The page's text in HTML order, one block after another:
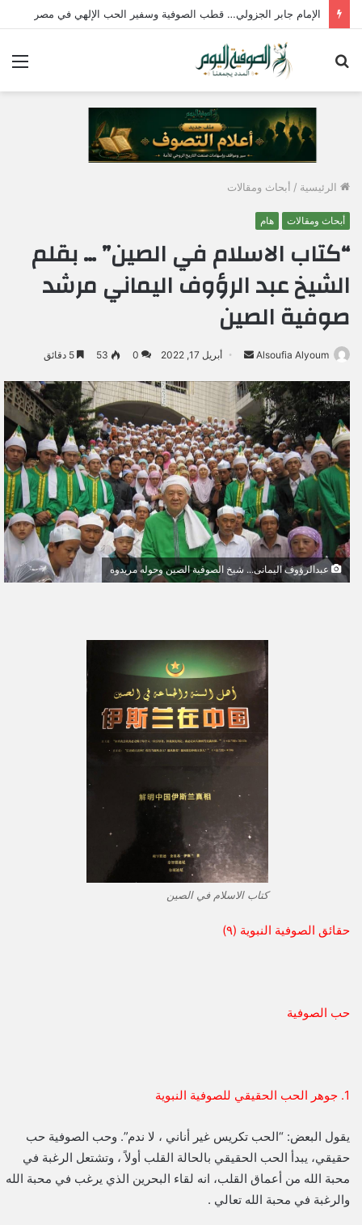
الإمام جابر الجزولي… قطب الصوفية وسفير الحب الإلهي في مصر
الرئيسية / أبحاث ومقالات
أبحاث ومقالات هام
“كتاب الاسلام في الصين” … بقلم
الشيخ عبد الرؤوف اليماني مرشد
صوفية الصين
Alsoufia Alyoum
س
ل
ب
ر
ي
د
ا
إ
ل
ك
أبريل 17, 2022 0
53
عبدالرؤوف اليمانى... شيخ الصوفية الصين وحوله مريدوه
كتاب الاسلام في الصين
حقائق الصوفية النبوية (٩)
حب الصوفية
1. جوهر الحب الحقيقي للصوفية النبوية
يقول البعض: “الحب تكريس غير أناني ، لا ندم”. وحب الصوفية حب
حقيقي، يبدأ الحب الحقيقي بالحالة القلب أولاً ، وتشتعل الرغبة في
محبة الله من أعماق القلب، انه لقاء البحرين الذي يرغب في محبة الله
والرغبة في محبة الله تعالي .